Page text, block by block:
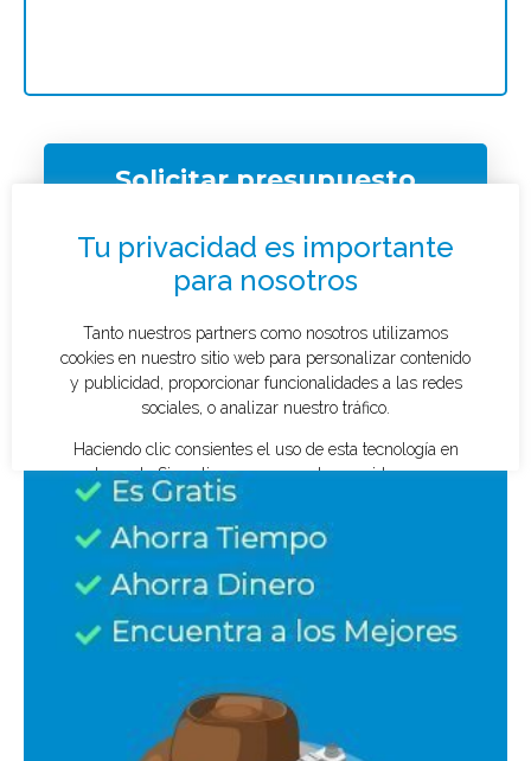
Solicitar presupuesto
¿Qué tipo de caso quieres investigar?